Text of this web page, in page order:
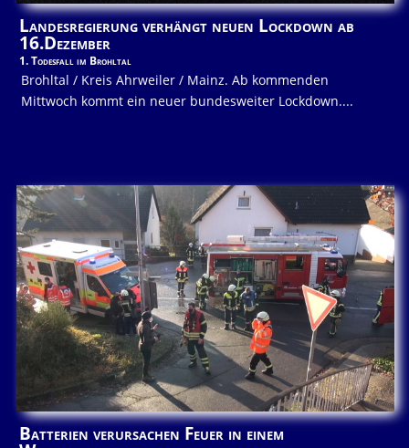
Landesregierung verhängt neuen Lockdown ab
16.Dezember
1. Todesfall im Brohltal
Brohltal / Kreis Ahrweiler / Mainz. Ab kommenden
Mittwoch kommt ein neuer bundesweiter Lockdown....
Batterien verursachen Feuer in einem